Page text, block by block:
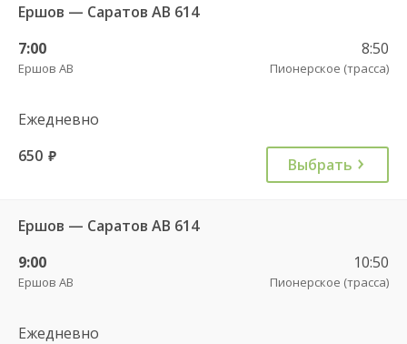
Ершов — Саратов АВ 614
7:00
Ершов АВ
8:50
Пионерское (трасса)
Ежедневно
650 руб. Выбрать
Ершов — Саратов АВ 614
9:00
Ершов АВ
10:50
Пионерское (трасса)
Ежедневно